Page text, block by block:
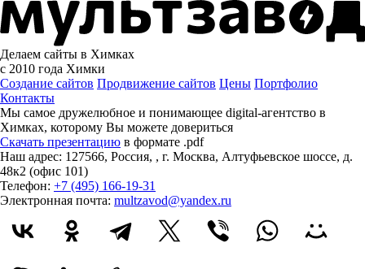
Делаем сайты в Химках
с 2010 года Химки
Создание сайтов Продвижение сайтов Цены Портфолио
Контакты
Мы самое дружелюбное и понимающее digital-агентство в
Химках, которому Вы можете довериться
Скачать презентацию в формате .pdf
Наш адрес: 127566, Россия, , г. Москва, Алтуфьевское шоссе, д.
48к2 (офис 101)
Телефон: +7 (495) 166-19-31
Электронная почта: multzavod@yandex.ru